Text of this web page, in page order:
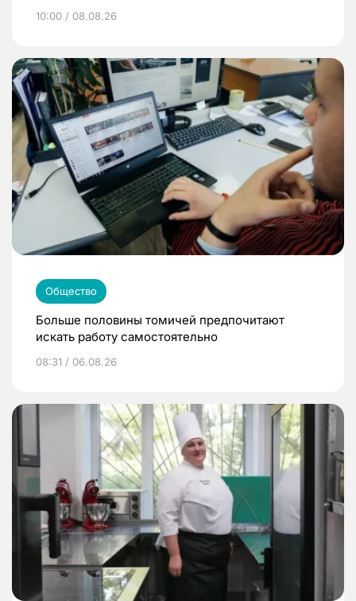
10:00 / 08.08.26
Общество
Больше половины томичей предпочитают
искать работу самостоятельно
08:31 / 06.08.26